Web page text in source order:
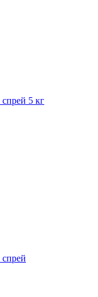
5 кг